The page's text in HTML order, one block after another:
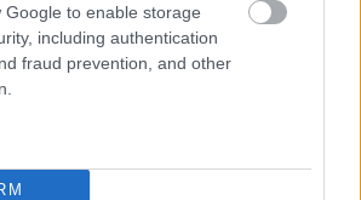
Google to enable storage
including authentication
fraud prevention, and other